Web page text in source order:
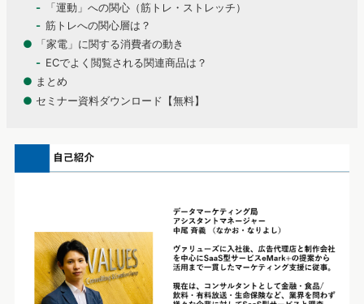
「運動」への関心（筋トレ・ストレッチ）
筋トレへの関心層は？
● 「家電」に関する消費者の動き
ECでよく閲覧される関連商品は？
● まとめ
● セミナー資料ダウンロード【無料】